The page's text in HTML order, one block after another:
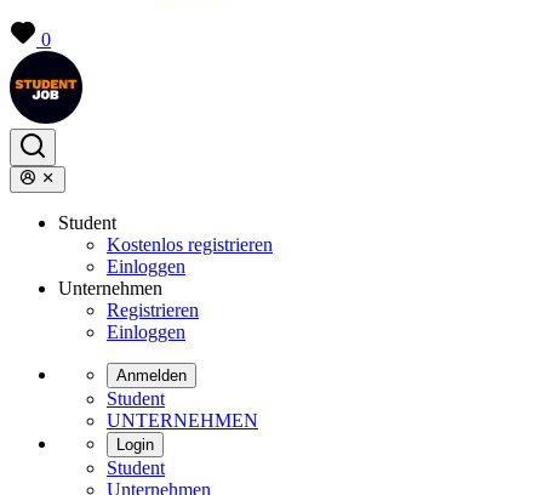
0
Student
Kostenlos registrieren
Einloggen
Unternehmen
Registrieren
Einloggen
Anmelden
Student
UNTERNEHMEN
Login
Student
Unternehmen